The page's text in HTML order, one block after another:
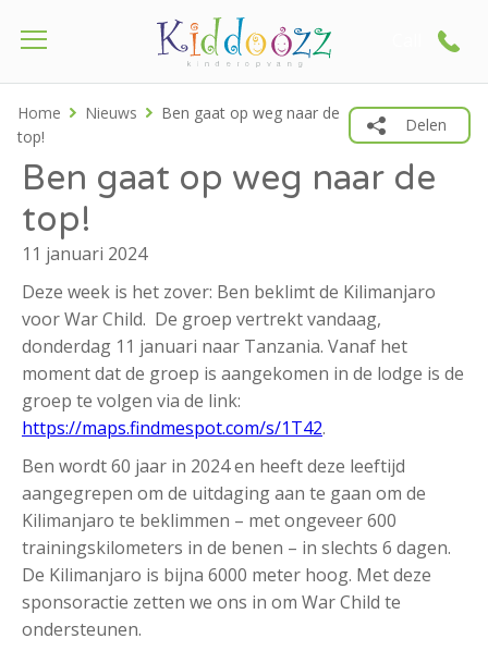
Home Nieuws
Ben gaat op weg naar de
top!
Delen
Ben gaat op weg naar de
top!
11 januari 2024
Deze week is het zover: Ben beklimt de Kilimanjaro
voor War Child. De groep vertrekt vandaag,
donderdag 11 januari naar Tanzania. Vanaf het
moment dat de groep is aangekomen in de lodge is de
groep te volgen via de link:
https://maps.findmespot.com/s/1T42.
Ben wordt 60 jaar in 2024 en heeft deze leeftijd
aangegrepen om de uitdaging aan te gaan om de
Kilimanjaro te beklimmen – met ongeveer 600
trainingskilometers in de benen – in slechts 6 dagen.
De Kilimanjaro is bijna 6000 meter hoog. Met deze
sponsoractie zetten we ons in om War Child te
ondersteunen.